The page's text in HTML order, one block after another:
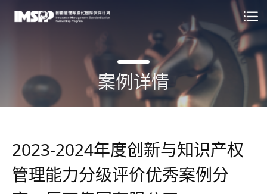
案例详情
2023-2024年度创新与知识产权
管理能力分级评价优秀案例分